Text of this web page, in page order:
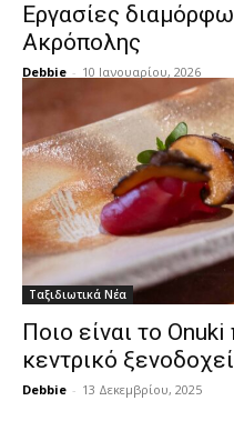
Εργασίες
Ακρόπολης
Debbie - 10 Ιανουαρίου, 2026
Ταξιδιωτικά Νέα
Ποιο είναι το
κεντρικό
Debbie - 13 Δεκεμβρίου, 2025